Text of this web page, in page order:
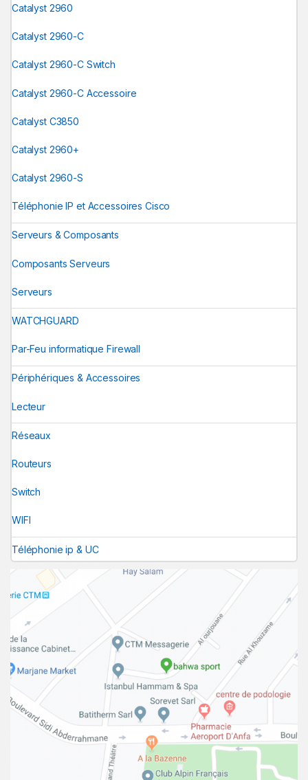
Catalyst 2960
Catalyst 2960-C
Catalyst 2960-C Switch
Catalyst 2960-C Accessoire
Catalyst C3850
Catalyst 2960+
Catalyst 2960-S
Téléphonie IP et Accessoires Cisco
Serveurs & Composants
Composants Serveurs
Serveurs
WATCHGUARD
Par-Feu informatique Firewall
Périphériques & Accessoires
Lecteur
Réseaux
Routeurs
Switch
WIFI
Téléphonie ip & UC